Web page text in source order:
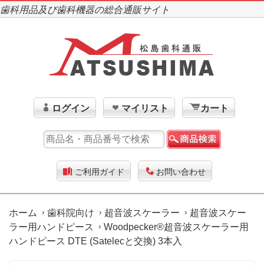
歯科用品及び歯科機器の総合通販サイト
ログイン マイリスト カート
ご利用ガイド お問い合わせ
ホーム 歯科院向け 超音波スケーラー
超音波スケー
ラー用ハンドピース
Woodpecker®超音波スケーラー用
ハンドピース DTE (Satelecと交換) 3本入